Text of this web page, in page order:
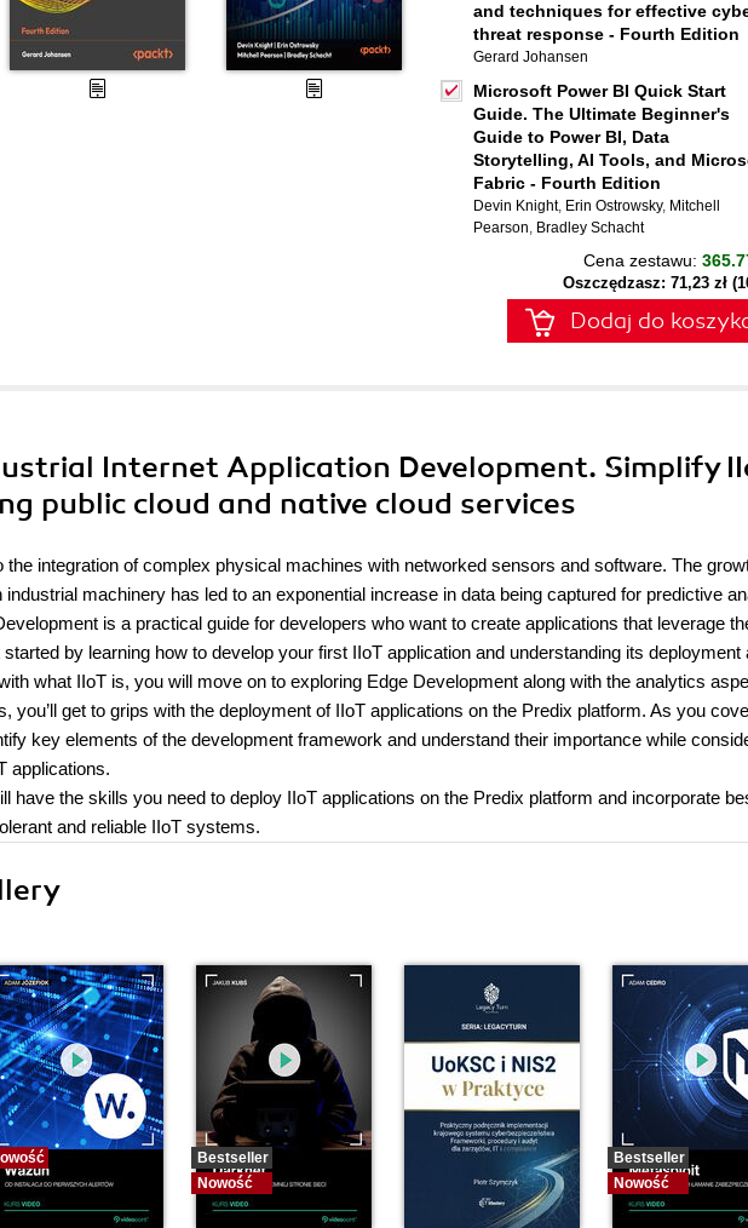
and techniques for effective
threat response - Fourth Edition
Gerard Johansen
Microsoft Power BI Quick Start
Guide. The Ultimate Beginner's
Guide to Power BI, Data
Storytelling, AI Tools, and
Fabric - Fourth Edition
Devin Knight, Erin Ostrowsky, Mitchell
Pearson, Bradley Schacht
Cena zestawu:
Oszczędzasz: 71,23 zł
Dodaj do
Internet Application Development. Simplify
public cloud and native cloud services
the integration of complex physical machines with networked sensors and software. The
machinery has led to an exponential increase in data being captured for predictive
is a practical guide for developers who want to create applications that leverage
by learning how to develop your first IIoT application and understanding its deployment
what IIoT is, you will move on to exploring Edge Development along with the analytics
you’ll get to grips with the deployment of IIoT applications on the Predix platform. As you
key elements of the development framework and understand their importance while
applications.
have the skills you need to deploy IIoT applications on the Predix platform and incorporate
and reliable IIoT systems.
Bestseller
Nowość
Bestseller
Nowość